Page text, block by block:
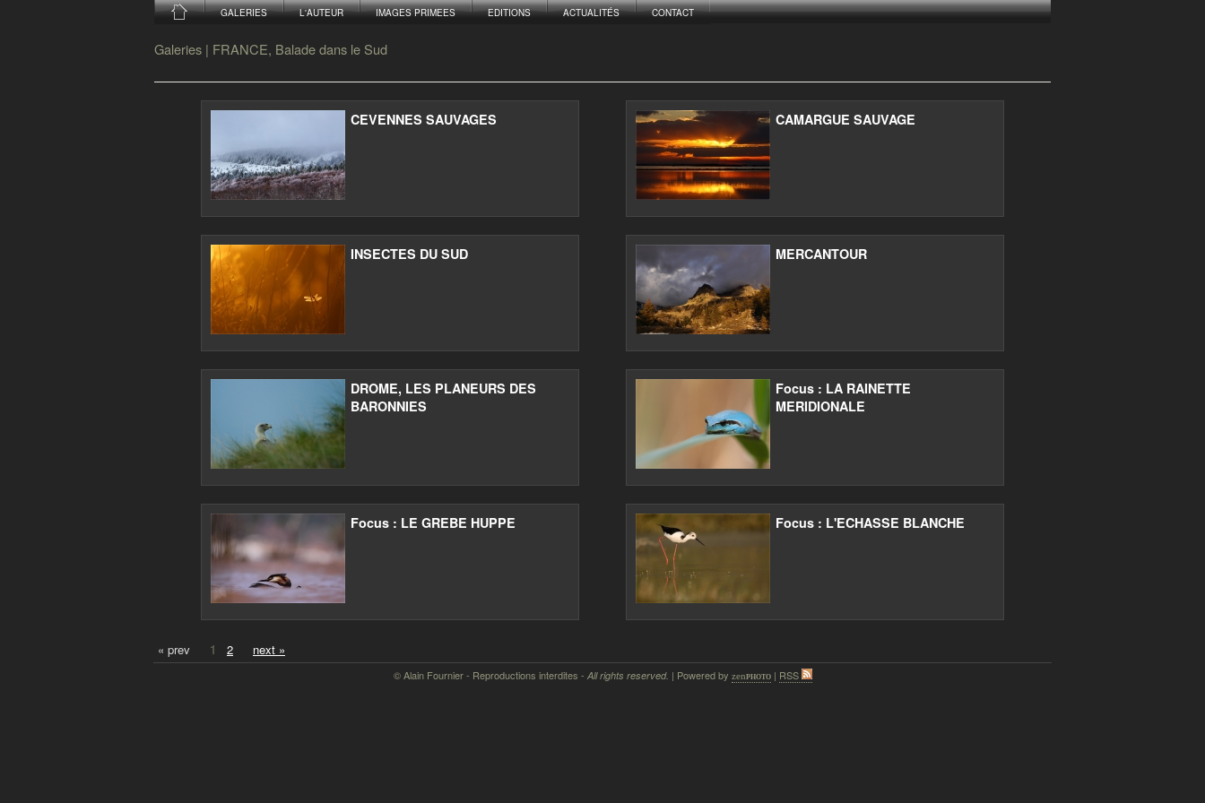
GALERIES L'AUTEUR IMAGES PRIMEES EDITIONS ACTUALITÉS CONTACT
Galeries | FRANCE, Balade dans le Sud
CEVENNES SAUVAGES CAMARGUE SAUVAGE
INSECTES DU SUD MERCANTOUR
DROME, LES PLANEURS DES
BARONNIES
Focus : LA RAINETTE
MERIDIONALE
Focus : LE GREBE HUPPE Focus : L'ECHASSE BLANCHE
« prev 1 2 next »
© Alain Fournier - Reproductions interdites - All rights reserved. | Powered by zenphoto| RSS